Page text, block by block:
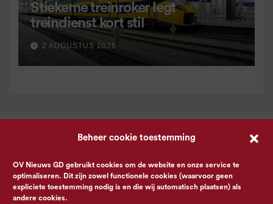
Beheer cookie toestemming
OV Nieuws GD gebruikt cookies om de website en onze service te
optimaliseren. Dit zijn zowel functionele cookies (waarvoor geen
expliciete toestemming nodig is en die wij automatisch plaatsen) als
andere cookies.
Stiekeme treinroker legt
treindienst kort stil
2 AUGUSTUS 2026